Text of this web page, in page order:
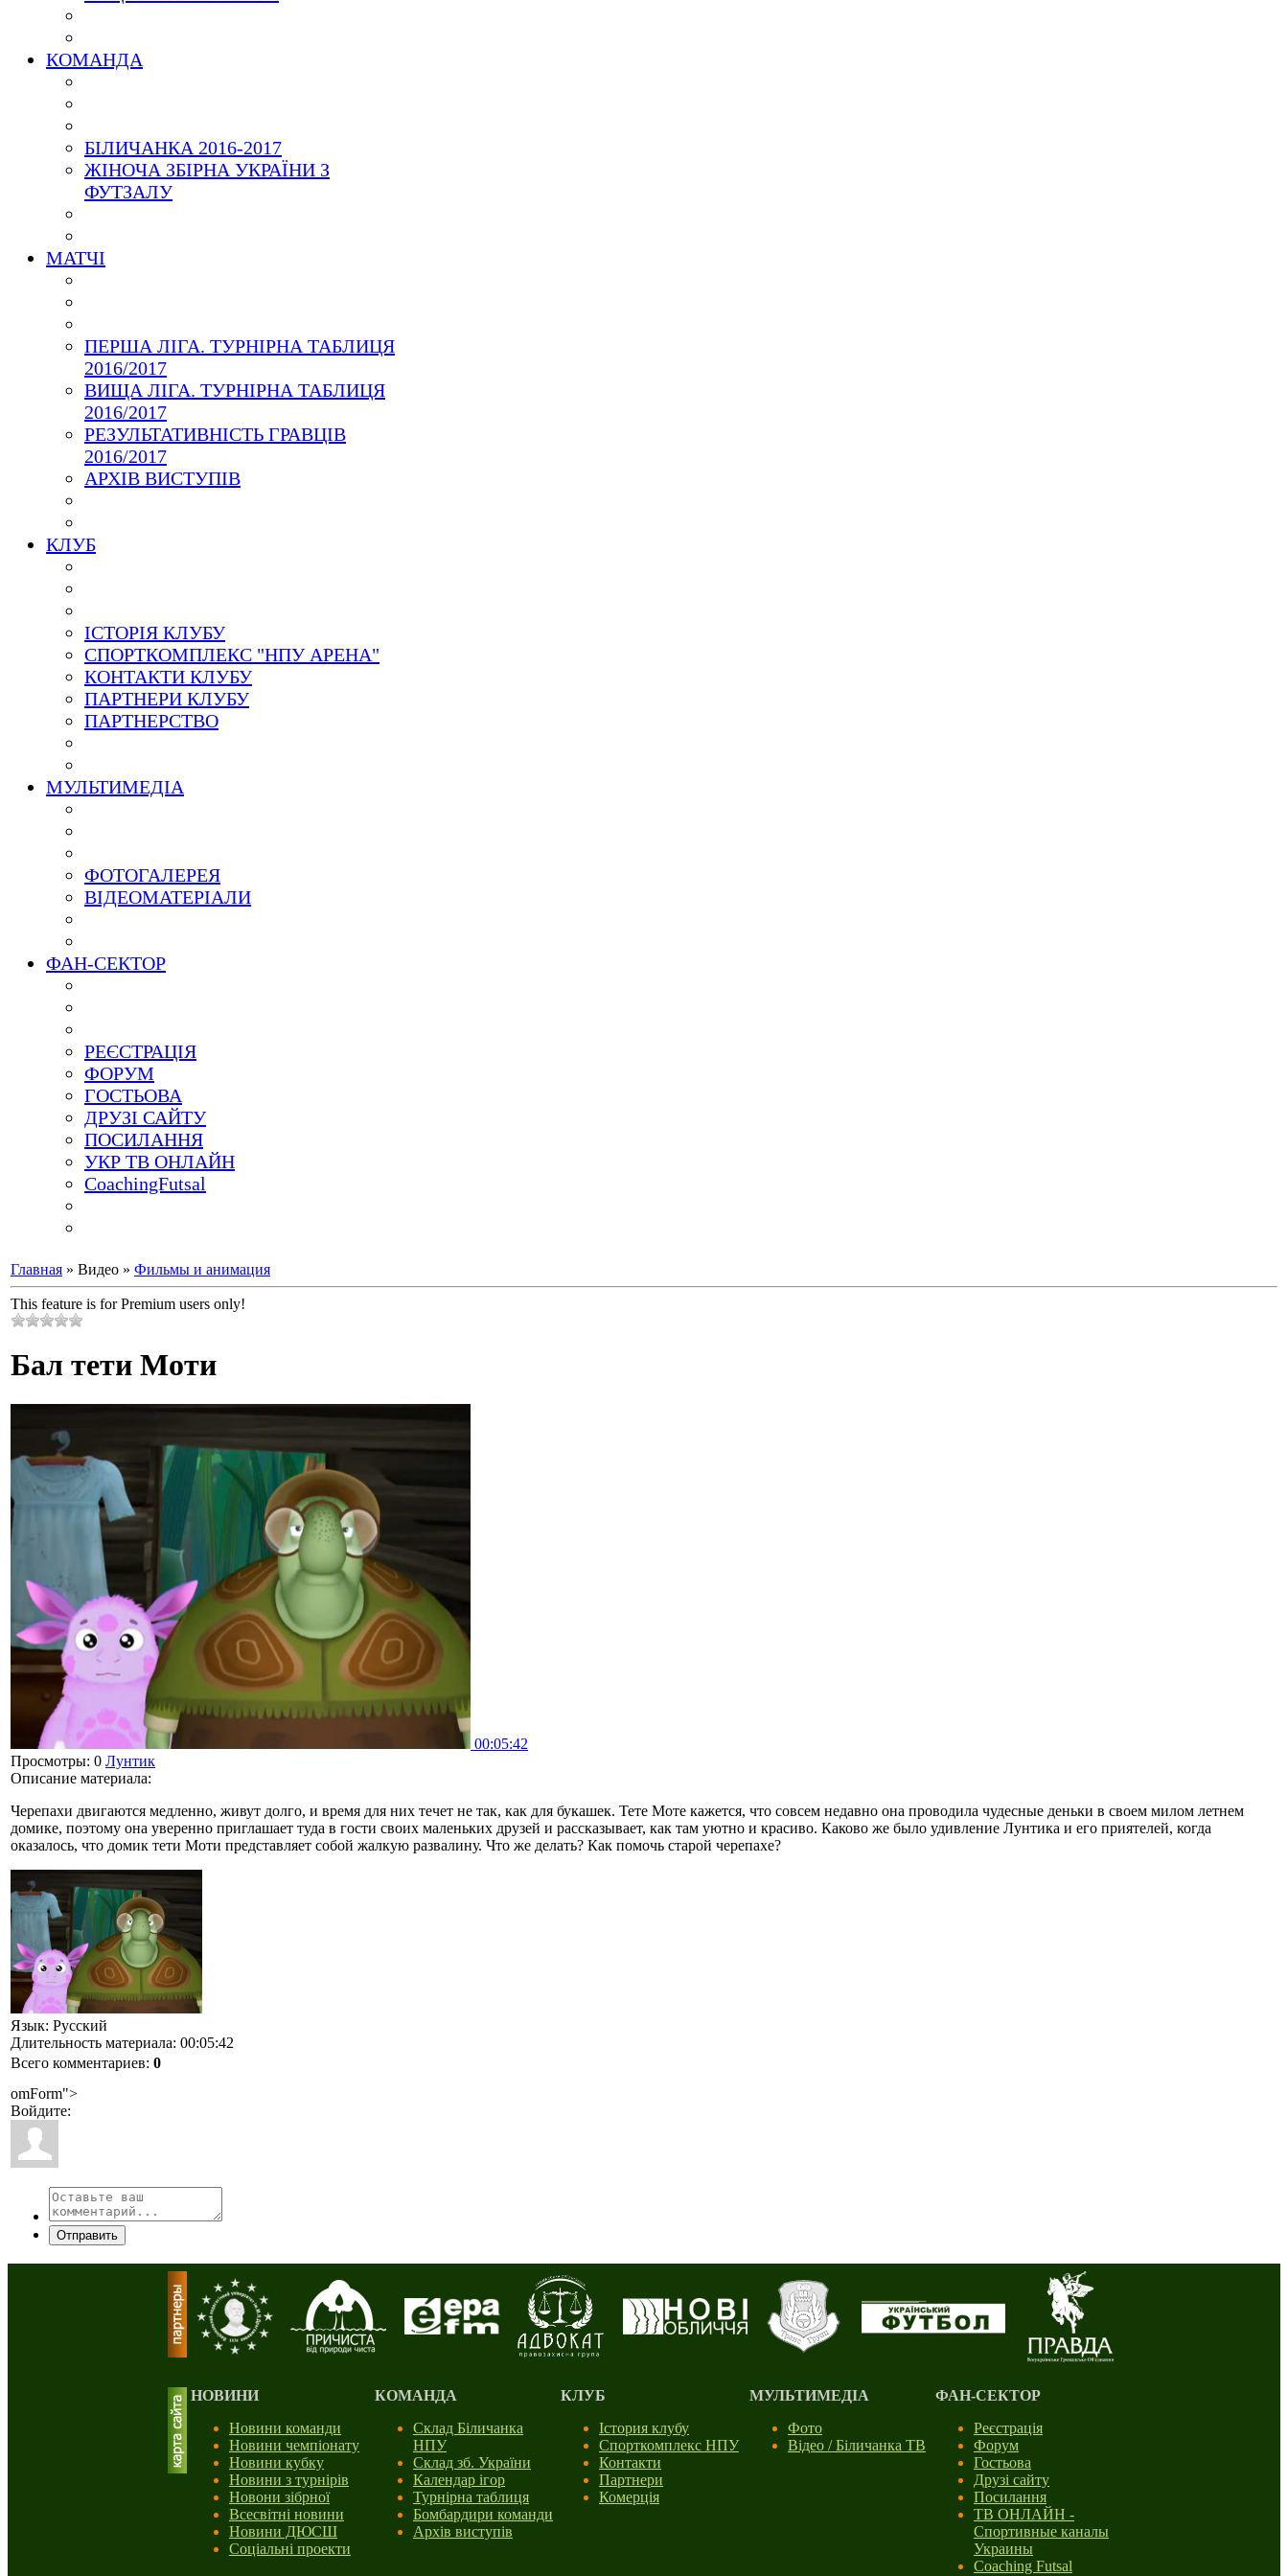
КОМАНДА
БІЛИЧАНКА 2016-2017
ЖІНОЧА ЗБІРНА УКРАЇНИ З
ФУТЗАЛУ
МАТЧІ
ПЕРША ЛІГА. ТУРНІРНА ТАБЛИЦЯ
2016/2017
ВИЩА ЛІГА. ТУРНІРНА ТАБЛИЦЯ
2016/2017
РЕЗУЛЬТАТИВНІСТЬ ГРАВЦІВ
2016/2017
АРХІВ ВИСТУПІВ
КЛУБ
ІСТОРІЯ КЛУБУ
СПОРТКОМПЛЕКС "НПУ АРЕНА"
КОНТАКТИ КЛУБУ
ПАРТНЕРИ КЛУБУ
ПАРТНЕРСТВО
МУЛЬТИМЕДІА
ФОТОГАЛЕРЕЯ
ВІДЕОМАТЕРІАЛИ
ФАН-СЕКТОР
РЕЄСТРАЦІЯ
ФОРУМ
ГОСТЬОВА
ДРУЗІ САЙТУ
ПОСИЛАННЯ
УКР ТВ ОНЛАЙН
CoachingFutsal
Главная » Видео » Фильмы и анимация
This feature is for Premium users only!
Бал тети Моти
00:05:42
Просмотры: 0 Лунтик
Описание материала:
Черепахи двигаются медленно, живут долго, и время для них течет не так, как для букашек. Тете Моте кажется, что совсем недавно она проводила чудесные деньки в своем милом летнем
домике, поэтому она уверенно приглашает туда в гости своих маленьких друзей и рассказывает, как там уютно и красиво. Каково же было удивление Лунтика и его приятелей, когда
оказалось, что домик тети Моти представляет собой жалкую развалину. Что же делать? Как помочь старой черепахе?
Язык: Русский
Длительность материала: 00:05:42
Всего комментариев: 0
omForm">
Войдите:
Отправить
НОВИНИ
Новини команди
Новини чемпіонату
Новини кубку
Новини з турнірів
Новони зібрної
Всесвітні новини
Новини ДЮСШ
Соціальні проекти
КОМАНДА
Склад Біличанка
НПУ
Склад зб. України
Календар ігор
Турнірна таблиця
Бомбардири команди
Архів виступів
КЛУБ
Істория клубу
Спорткомплекс НПУ
Контакти
Партнери
Комерція
МУЛЬТИМЕДІА
Фото
Відео / Біличанка ТВ
ФАН-СЕКТОР
Реєстрація
Форум
Гостьова
Друзі сайту
Посилання
ТВ ОНЛАЙН -
Спортивные каналы
Украины
Coaching Futsal